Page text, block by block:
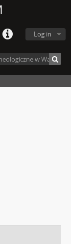
Log in